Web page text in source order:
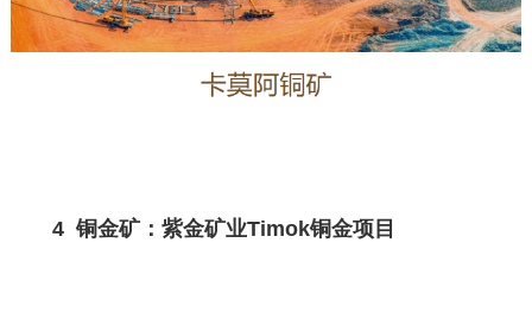
4 铜金矿：紫金矿业Timok铜金项目